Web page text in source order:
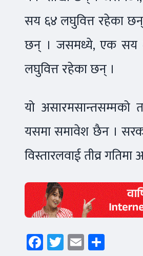
सय ६४ लघुवित्त रहेका छन्
छन् । जसमध्ये, एक सय
लघुवित्त रहेका छन् ।
यो असारमसान्तसम्मको
यसमा समावेश छैन ।
विस्तारलवाई तीव्र
Facebook
Twitter
Email